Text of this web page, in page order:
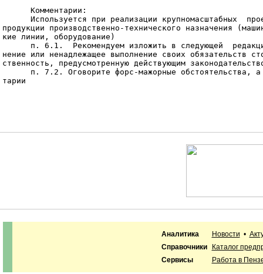
Аналитика Новости •
Справочники
Каталог
Сервисы
Работа в